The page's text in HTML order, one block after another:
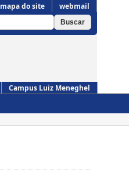
webmail
mapa do site
Campus Luiz Meneghel